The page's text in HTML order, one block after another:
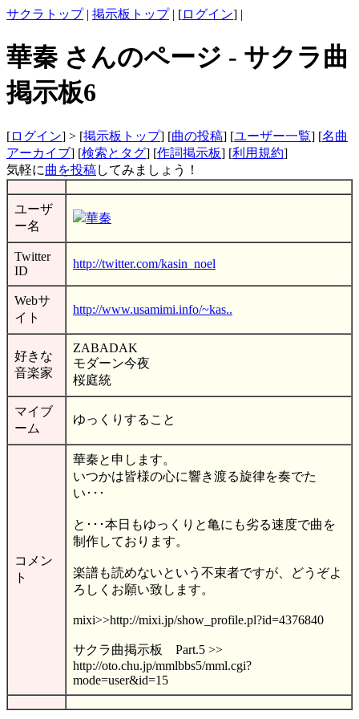
サクラトップ| 掲示板トップ| [ログイン] |
華秦 さんのページ - サクラ曲
掲示板6
[ログイン] > [掲示板トップ] [曲の投稿] [ユーザー一覧] [名曲
アーカイブ] [検索とタグ] [作詞掲示板] [利用規約]
気軽に曲を投稿してみましょう！
ユーザ
ー名
華秦
Twitter
ID
http://twitter.com/kasin_noel
Webサ
イト
http://www.usamimi.info/~kas..
好きな
音楽家
ZABADAK
モダーン今夜
桜庭統
マイブ
ーム
ゆっくりすること
コメン
ト
華秦と申します。
いつかは皆様の心に響き渡る旋律を奏でた
い･･･
と･･･本日もゆっくりと亀にも劣る速度で曲を
制作しております。
楽譜も読めないという不束者ですが、どうぞよ
ろしくお願い致します。
mixi>>http://mixi.jp/show_profile.pl?id=4376840
サクラ曲掲示板 Part.5 >>
http://oto.chu.jp/mmlbbs5/mml.cgi?
mode=user&id=15